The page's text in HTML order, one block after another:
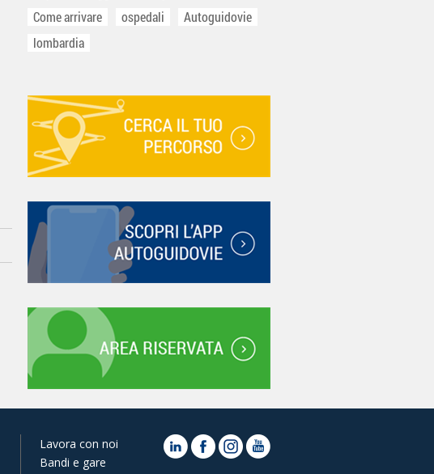
Come arrivare
ospedali
Autoguidovie
lombardia
Lavora con noi
Bandi e gare